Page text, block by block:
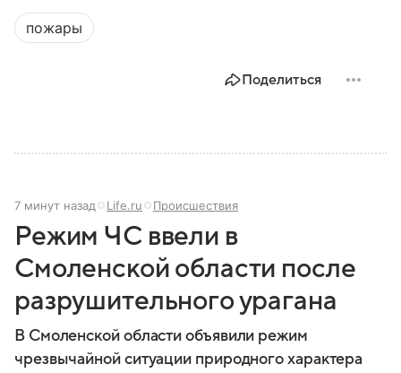
представляет собой МЧС, как оно устроено, какие
задачи выполняет и какую роль играет в
современной России.
пожары
Поделиться
7 минут назад Life.ru Происшествия
Режим ЧС ввели в
Смоленской области после
разрушительного урагана
В Смоленской области объявили режим
чрезвычайной ситуации природного характера